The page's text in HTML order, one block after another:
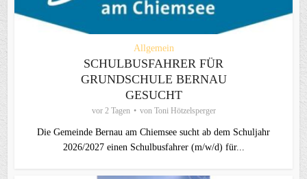
Allgemein
SCHULBUSFAHRER FÜR
GRUNDSCHULE BERNAU
GESUCHT
vor 2 Tagen von Toni Hötzelsperger
Die Gemeinde Bernau am Chiemsee sucht ab dem Schuljahr
2026/2027 einen Schulbusfahrer (m/w/d) für...